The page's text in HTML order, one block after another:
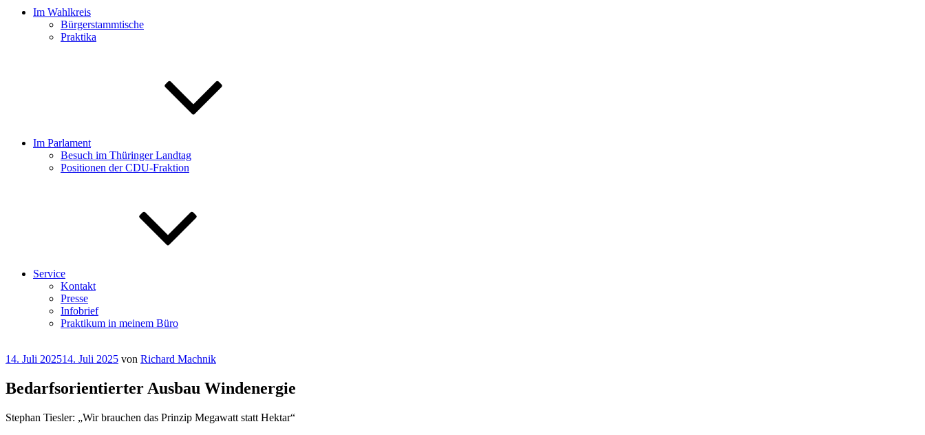
Im Wahlkreis
Bürgerstammtische
Praktika
Im Parlament
Besuch im Thüringer Landtag
Positionen der CDU-Fraktion
Service
Kontakt
Presse
Infobrief
Praktikum in meinem Büro
Veröffentlicht
14. Juli 202514. Juli 2025 von Richard Machnik
Bedarfsorientierter Ausbau Windenergie
Stephan Tiesler: „Wir brauchen das Prinzip Megawatt statt Hektar“